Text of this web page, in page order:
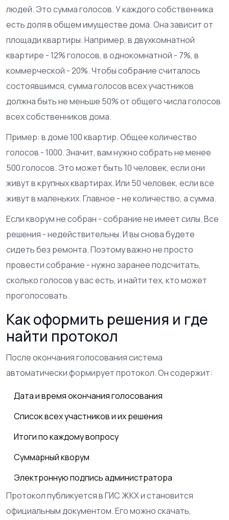
людей. Это сумма голосов. У каждого собственника
есть доля в общем имуществе дома. Она зависит от
площади квартиры. Например, в двухкомнатной
квартире - 12% голосов, в однокомнатной - 7%, в
коммерческой - 20%. Чтобы собрание считалось
состоявшимся, сумма голосов всех участников
должна быть не меньше 50% от общего числа голосов
всех собственников дома.
Пример: в доме 100 квартир. Общее количество
голосов - 1000. Значит, вам нужно собрать не менее
500 голосов. Это может быть 10 человек, если они
живут в крупных квартирах. Или 50 человек, если все
живут в маленьких. Главное - не количество, а сумма.
Если кворум не собран - собрание не имеет силы. Все
решения - недействительны. И вы снова будете
сидеть без ремонта. Поэтому важно не просто
провести собрание - нужно заранее подсчитать,
сколько голосов у вас есть, и найти тех, кто может
проголосовать.
Как оформить решения и где
найти протокол
После окончания голосования система
автоматически формирует протокол. Он содержит:
Дата и время окончания голосования
Список всех участников и их решения
Итоги по каждому вопросу
Суммарный кворум
Электронную подпись администратора
Протокол публикуется в ГИС ЖКХ и становится
официальным документом. Его можно скачать,